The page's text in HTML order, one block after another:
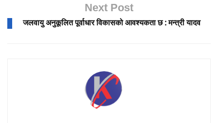
Next Post
जलवायु अनुकूलित पूर्वाधार विकासको आवश्यकता छ : मन्त्री यादव